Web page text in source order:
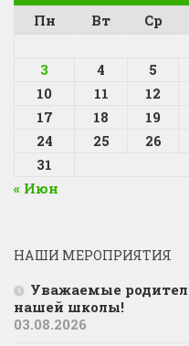
Пн
Вт Ср
3
4 5
10
11 12
17
18 19
24
25 26
31
« Июн
НАШИ МЕРОПРИЯТИЯ
Уважаемые
нашей школы!
03.08.2026